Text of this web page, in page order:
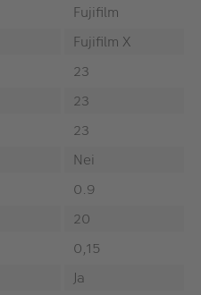
Fujifilm
Fujifilm X
23
23
23
Nei
0.9
20
0,15
Ja